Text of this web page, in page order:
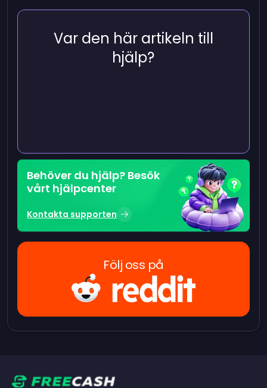
Var den här artikeln till
hjälp?
Behöver du hjälp? Besök
vårt hjälpcenter
Kontakta supporten
Följ oss på